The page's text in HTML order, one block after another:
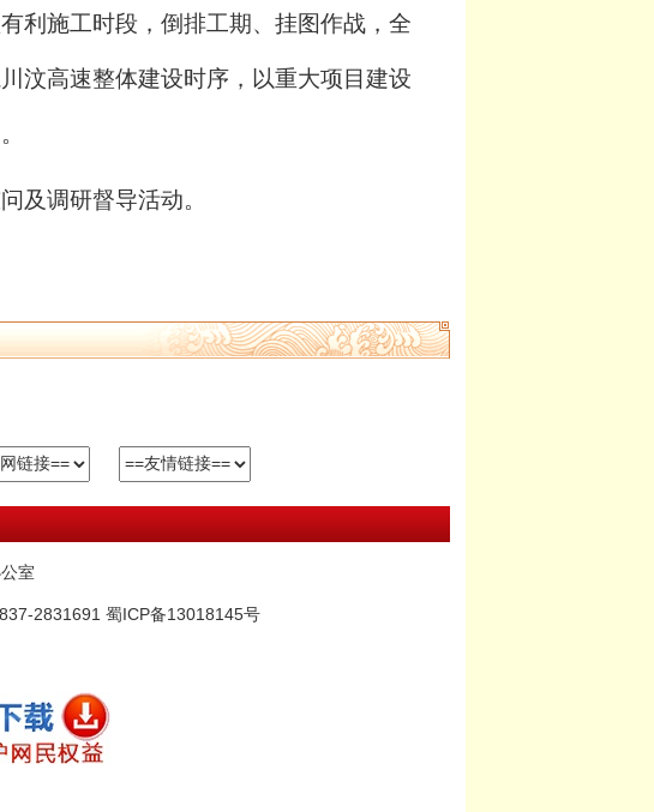
利施工时段，倒排工期、挂图作战，全
汶高速整体建设时序，以重大项目建设
及调研督导活动。
室
2831691 蜀ICP备13018145号